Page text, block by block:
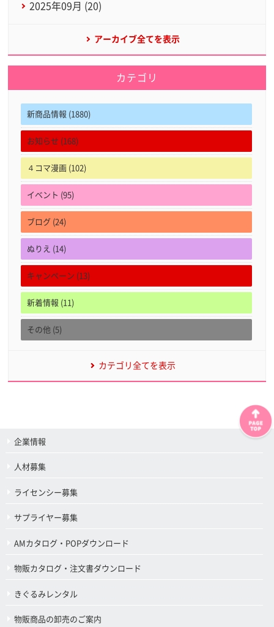
2025年09月 (20)
アーカイブ全てを表示
カテゴリ
新商品情報 (1880)
お知らせ (168)
４コマ漫画 (102)
イベント (95)
ブログ (24)
ぬりえ (14)
キャンペーン (13)
新着情報 (11)
その他 (5)
カテゴリ全てを表示
企業情報
人材募集
ライセンシー募集
サプライヤー募集
AMカタログ・POPダウンロード
物販カタログ・注文書ダウンロード
きぐるみレンタル
物販商品の卸売のご案内